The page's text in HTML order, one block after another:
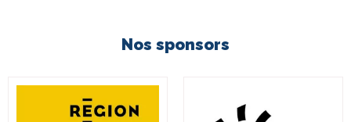
Nos sponsors